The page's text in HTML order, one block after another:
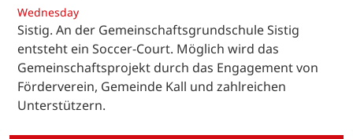
Wednesday
Sistig. An der Gemeinschaftsgrundschule Sistig
entsteht ein Soccer-Court. Möglich wird das
Gemeinschaftsprojekt durch das Engagement von
Förderverein, Gemeinde Kall und zahlreichen
Unterstützern.